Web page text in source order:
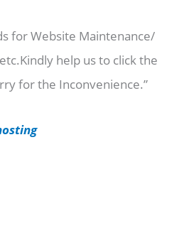
for Website Maintenance/
help us to click the
for the Inconvenience.”